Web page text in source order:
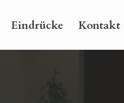
Eindrücke Kontakt